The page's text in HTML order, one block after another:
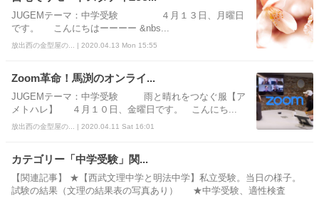
JUGEMテーマ：中学受験 ４月１３日、月曜日
です。 こんにちはーーーー &nbs...
放出西の金型屋の... | 2020.04.13 Mon 15:55
Zoom革命！馬渕のオンライ...
JUGEMテーマ：中学受験 雨と晴れをつなぐ服【ア
メトハレ】 ４月１０日、金曜日です。 こんにち...
放出西の金型屋の... | 2020.04.11 Sat 16:01
カテゴリー「中学受験」関...
【関連記事】 ★【西武文理中学と明法中学】私立受験。当日の様子。
試験の結果（文理の結果表の写真あり） ★中学受験、適性検査